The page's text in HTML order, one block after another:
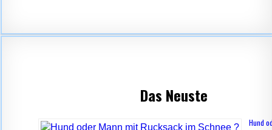
Das Neuste
Hund